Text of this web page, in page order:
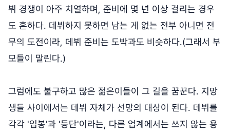
뷔 경쟁이 아주 치열하며, 준비에 몇 년 이상 걸리는 경우
도 흔하다. 데뷔하지 못하면 남는 게 없는 전부 아니면 전
무의 도전이라, 데뷔 준비는 도박과도 비슷하다.(그래서 부
모들이 말린다.)
그럼에도 불구하고 많은 젊은이들이 그 길을 꿈꾼다. 지망
생들 사이에서는 데뷔 자체가 선망의 대상이 된다. 데뷔를
각각 '입봉'과 '등단'이라는, 다른 업계에서는 쓰지 않는 용